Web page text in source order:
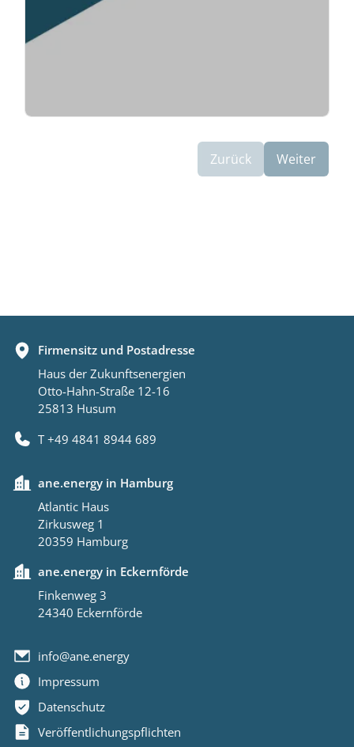
Zurück Weiter
Firmensitz und Postadresse
Haus der Zukunftsenergien
Otto-Hahn-Straße 12-16
25813 Husum
T +49 4841 8944 689
ane.energy in Hamburg
Atlantic Haus
Zirkusweg 1
20359 Hamburg
ane.energy in Eckernförde
Finkenweg 3
24340 Eckernförde
info@ane.energy
Impressum
Datenschutz
Veröffentlichungspflichten